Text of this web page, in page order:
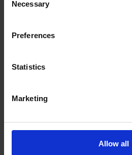
Selection
Necessary
Preferences
Statistics
Marketing
Allow all
store264@theupsstore.ca
9:00